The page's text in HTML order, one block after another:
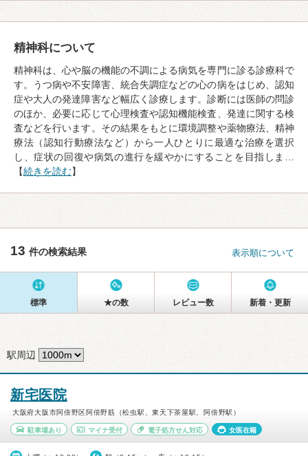
精神科について
精神科は、心や脳の機能の不調による病気を専門に診る診療科で
す。うつ病や不安障害、統合失調症などの心の病をはじめ、認知
症や大人の発達障害など幅広く診療します。診断には医師の問診
のほか、必要に応じて心理検査や認知機能検査、発達に関する検
査などを行います。その結果をもとに環境調整や薬物療法、精神
療法（認知行動療法など）から一人ひとりに最適な治療を選択
し、症状の回復や病気の進行を緩やかにすることを目指しま…
【続きを読む】
13 件の検索結果 表示順について
標準 ★の数 レビュー数 新着・更新
駅周辺
新宅医院
大阪府大阪市阿倍野区阿倍野筋（松虫駅、東天下茶屋駅、阿倍野駅）
駐車場あり マイナ受付 電子処方せん対応 女医在籍